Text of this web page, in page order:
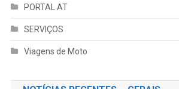
PORTAL AT
SERVIÇOS
Viagens de Moto